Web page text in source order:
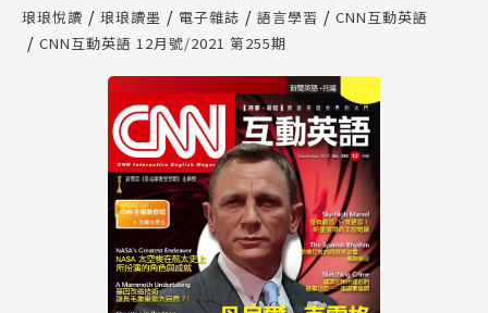
請圖文教學
【公告】琅琅書店服務升級重要說明及資產合併結果
查詢
【公告】因 Readmoo 讀墨系統維護中，本站同步暫
停部分閱讀服務
琅琅悅讀 琅琅讀墨 電子雜誌 語言學習
CNN互動英語
CNN互動英語 12月號/2021 第255期